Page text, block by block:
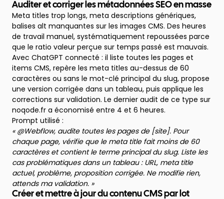
Auditer et corriger les métadonnées SEO en masse
Meta titles trop longs, meta descriptions génériques,
balises alt manquantes sur les images CMS. Des heures
de travail manuel, systématiquement repoussées parce
que le ratio valeur perçue sur temps passé est mauvais.
Avec ChatGPT connecté : il liste toutes les pages et
items CMS, repère les meta titles au-dessus de 60
caractères ou sans le mot-clé principal du slug, propose
une version corrigée dans un tableau, puis applique les
corrections sur validation. Le dernier audit de ce type sur
noqode.fr a économisé entre 4 et 6 heures.
Prompt utilisé :
« @Webflow, audite toutes les pages de [site]. Pour
chaque page, vérifie que le meta title fait moins de 60
caractères et contient le terme principal du slug. Liste les
cas problématiques dans un tableau : URL, meta title
actuel, problème, proposition corrigée. Ne modifie rien,
attends ma validation. »
Créer et mettre à jour du contenu CMS par lot